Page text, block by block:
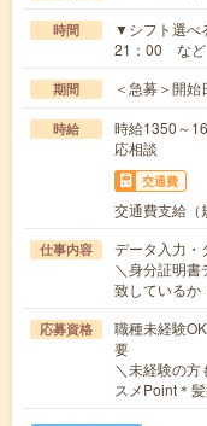
時間
▼シフト選べ
21：00 な
期間 ＜急募＞開始
時給
時給1350～
応相談
交通費
交通費支給（
仕事内容
データ入力・
＼身分証明
致している
応募資格
職種未経験
要
＼未経験の
スメPoint＊